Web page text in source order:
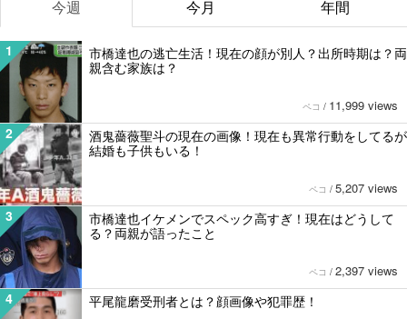
今週 今月 年間
1
市橋達也の逃亡生活！現在の顔が別人？出所時期は？両
親含む家族は？
ペコ / 11,999 views
2
酒鬼薔薇聖斗の現在の画像！現在も異常行動をしてるが
結婚も子供もいる！
ペコ / 5,207 views
3
市橋達也イケメンでスペック高すぎ！現在はどうして
る？両親が語ったこと
ペコ / 2,397 views
4 平尾龍磨受刑者とは？顔画像や犯罪歴！